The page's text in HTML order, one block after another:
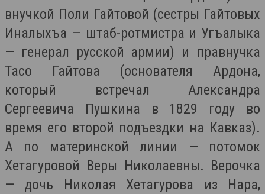
внучкой Поли Гайтовой (сестры Гайтовых
Иналыхъа — штаб-ротмистра и Угъалыка
— генерал русской армии) и правнучка
Тасо Гайтова (основателя Ардона,
который встречал Александра
Сергеевича Пушкина в 1829 году во
время его второй подъездки на Кавказ).
А по материнской линии — потомок
Хетагуровой Веры Николаевны. Верочка
— дочь Николая Хетагурова из Нара,